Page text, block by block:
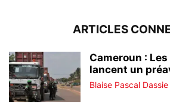
ARTICLES
Cameroun :
lancent un
Blaise Pascal Dassie